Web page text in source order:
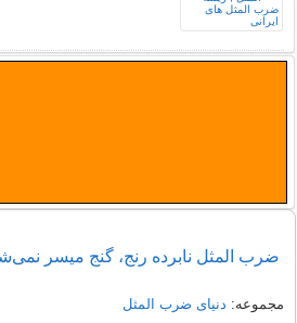
ضرب المثل نابرده رنج، گنج میسر
مجموعه: دنیای ضرب المثل